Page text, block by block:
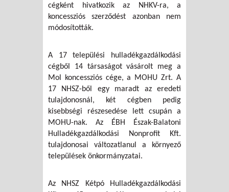
cégként hivatkozik az NHKV-ra, a
koncessziós szerződést azonban nem
módosították.
A 17 települési hulladékgazdálkodási
cégből 14 társaságot vásárolt meg a
Mol koncessziós cége, a MOHU Zrt. A
17 NHSZ-ből egy maradt az eredeti
tulajdonosnál, két cégben pedig
kisebbségi részesedése lett csupán a
MOHU-nak. Az ÉBH Észak-Balatoni
Hulladékgazdálkodási Nonprofit Kft.
tulajdonosai változatlanul a környező
települések önkormányzatai.
Az NHSZ Kétpó Hulladékgazdálkodási